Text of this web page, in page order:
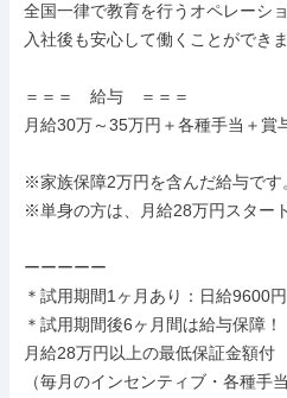
全国一律で教育を行うオペレーシ
入社後も安心して働くことができま
＝＝＝　給与　＝＝＝
月給30万～35万円＋各種手当＋賞
※家族保障2万円を含んだ給与です
※単身の方は、月給28万円スタート
ーーーーー
＊試用期間1ヶ月あり：日給9600円
＊試用期間後6ヶ月間は給与保障！
月給28万円以上の最低保証金額付
（毎月のインセンティブ・各種手